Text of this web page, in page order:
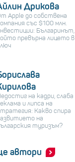
Дрикова
Apple до собствена
със $100 млн.
Българинът,
превърна лицето в
на кадри, слаба
и липса на
Какво спира
на
туризъм?
автори